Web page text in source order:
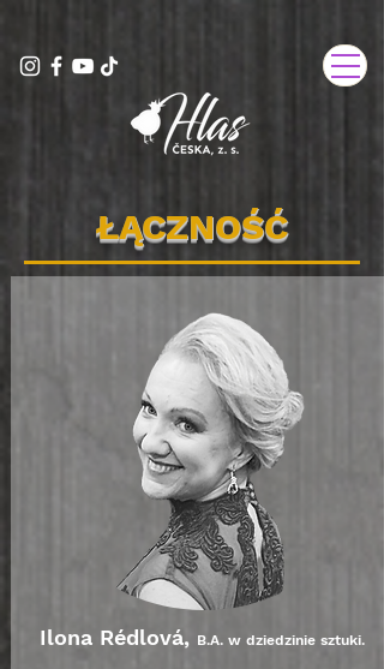
ŁĄCZNOŚĆ
Ilona Rédlová, B.A. w dziedzinie sztuki.